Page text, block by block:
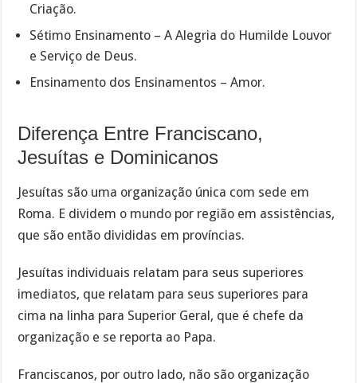
Criação.
Sétimo Ensinamento – A Alegria do Humilde Louvor
e Serviço de Deus.
Ensinamento dos Ensinamentos – Amor.
Diferença Entre Franciscano,
Jesuítas e Dominicanos
Jesuítas são uma organização única com sede em
Roma. E dividem o mundo por região em assistências,
que são então divididas em províncias.
Jesuítas individuais relatam para seus superiores
imediatos, que relatam para seus superiores para
cima na linha para Superior Geral, que é chefe da
organização e se reporta ao Papa.
Franciscanos, por outro lado, não são organização